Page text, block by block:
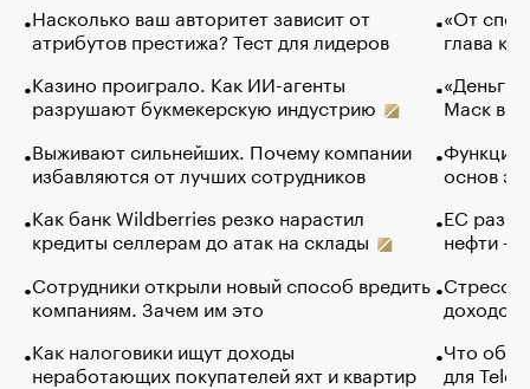
Насколько ваш авторитет зависит от
атрибутов престижа? Тест для лидеров
Казино проиграло. Как ИИ-агенты
разрушают букмекерскую индустрию
Выживают сильнейших. Почему компании
избавляются от лучших сотрудников
Как банк Wildberries резко нарастил
кредиты селлерам до атак на склады
Сотрудники открыли новый способ вредить
компаниям. Зачем им это
Как налоговики ищут доходы
неработающих покупателей яхт и квартир
«От
глава
«Деньги
Маск в
Функции
основ
ЕС
нефти —
Стресс
доходов
Что
для